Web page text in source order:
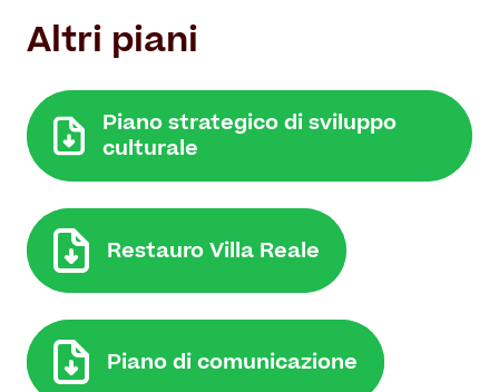
Altri piani
Piano strategico di sviluppo
culturale
Restauro Villa Reale
Piano di comunicazione